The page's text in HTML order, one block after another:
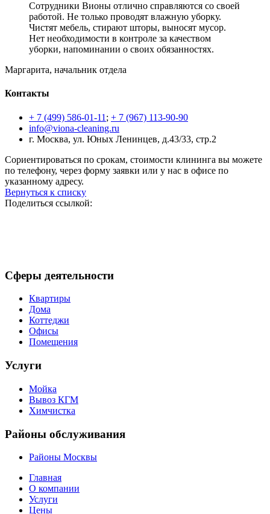
Сотрудники Вионы отлично справляются со своей
работой. Не только проводят влажную уборку.
Чистят мебель, стирают шторы, выносят мусор.
Нет необходимости в контроле за качеством
уборки, напоминании о своих обязанностях.
Маргарита, начальник отдела
Контакты
+ 7 (499) 586-01-11 ; + 7 (967) 113-90-90
info@viona-cleaning.ru
г. Москва, ул. Юных Ленинцев, д.43/33, стр.2
Сориентироваться по срокам, стоимости клининга вы можете
по телефону, через форму заявки или у нас в офисе по
указанному адресу.
Вернуться к списку
Поделиться ссылкой:
Сферы деятельности
Квартиры
Дома
Коттеджи
Офисы
Помещения
Услуги
Мойка
Вывоз КГМ
Химчистка
Районы обслуживания
Районы Москвы
Главная
О компании
Услуги
Цены